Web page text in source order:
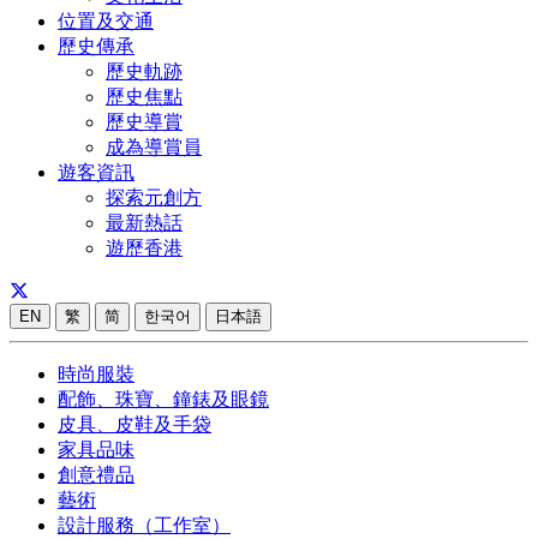
位置及交通
歷史傳承
歷史軌跡
歷史焦點
歷史導賞
成為導賞員
遊客資訊
探索元創方
最新熱話
遊歷香港
EN 繁 简 한국어 日本語
時尚服裝
配飾、珠寶、鐘錶及眼鏡
皮具、皮鞋及手袋
家具品味
創意禮品
藝術
設計服務（工作室）